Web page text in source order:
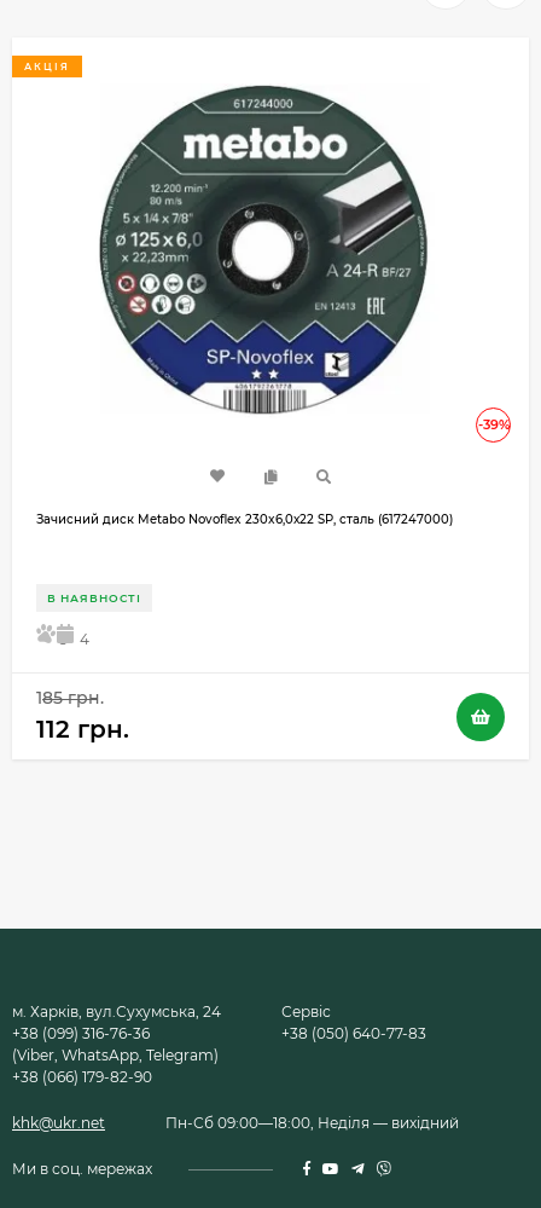
-39%
АКЦІЯ
Зачисний диск Metabo Novoflex 230x6,0х22 SP, сталь (617247000)
В НАЯВНОСТІ
5 4
185 грн.
112 грн.
м. Харків, вул.Сухумська, 24
+38 (099) 316-76-36
(Viber, WhatsApp, Telegram)
+38 (066) 179-82-90
Сервіс
+38 (050) 640-77-83
khk@ukr.net Пн-Сб 09:00—18:00, Неділя — вихідний
Ми в соц. мережах